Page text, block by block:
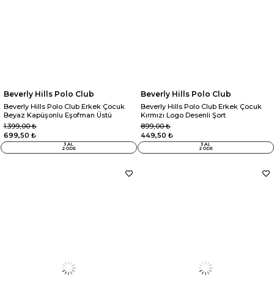
Beverly Hills Polo Club
Beverly Hills Polo Club Erkek Çocuk
Beyaz Kapüşonlu Eşofman Üstü
699,50 ₺
1.399,00 ₺
3 AL
2 ÖDE
Beverly Hills Polo Club
Beverly Hills Polo Club Erkek Çocuk
Kırmızı Logo Desenli Şort
449,50 ₺
899,00 ₺
3 AL
2 ÖDE